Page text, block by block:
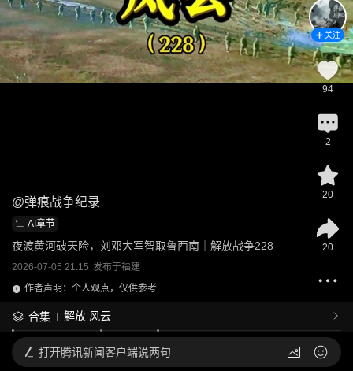
@弹痕战争纪录
AI章节
夜渡黄河破天险，刘邓大军智取鲁西南｜解放战争228
2026-07-05 21:15 发布于福建
作者声明：个人观点，仅供参考
合集 解放 风云
关注
94
2
20
20
打开腾讯新闻客户端说两句